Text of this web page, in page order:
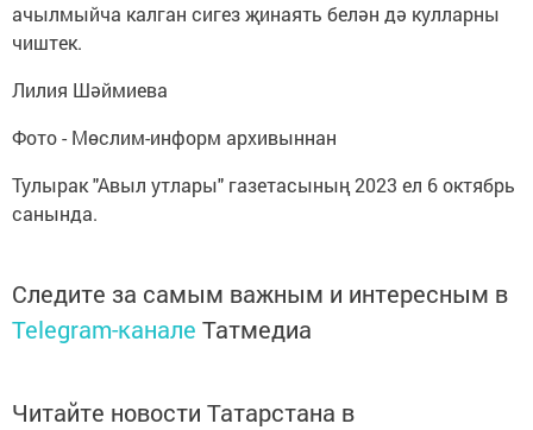
ачылмыйча калган сигез җинаять белән дә кулларны
чиштек.
Лилия Шәймиева
Фото - Мөслим-информ архивыннан
Тулырак "Авыл утлары" газетасының 2023 ел 6 октябрь
санында.
Следите за самым важным и интересным в
Telegram-канале Татмедиа
Читайте новости Татарстана в